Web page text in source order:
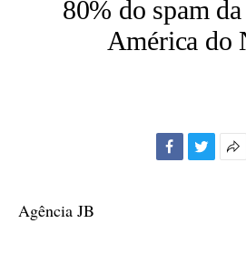
80% do spam
América do
Agência JB